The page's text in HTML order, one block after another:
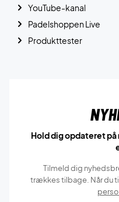
YouTube-kanal
Padelshoppen Live
Produkttester
Hold dig opdateret
Tilmeld dig
trækkes tilbage. Når du